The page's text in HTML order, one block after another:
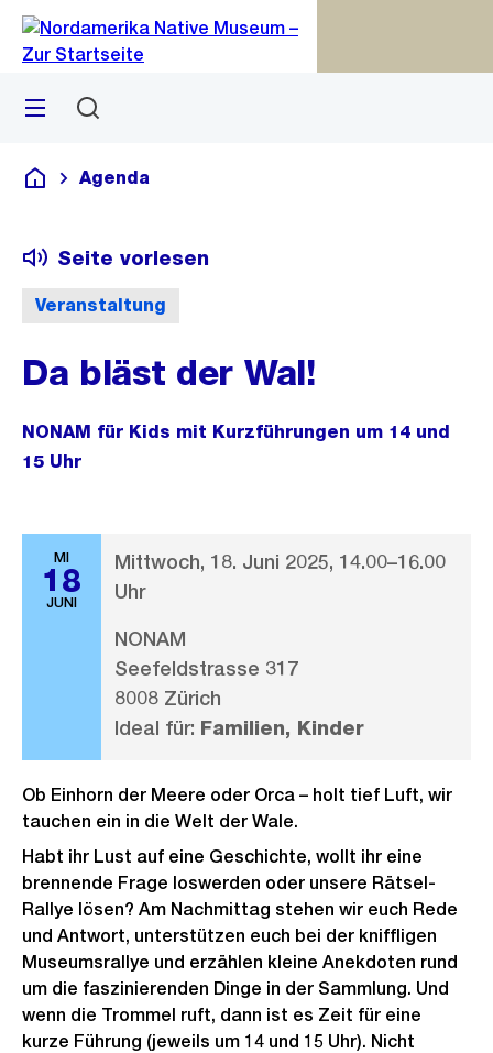
Navigation
Sprunglink
Menü
Deutsch
Agenda
Veranstaltung
Seite vorlesen
Da bläst der Wal!
NONAM für Kids mit Kurzführungen um 14 und
15 Uhr
MI
18
JUNI
Mittwoch, 18. Juni 2025, 14.00–16.00
Uhr
NONAM
Seefeldstrasse 317
8008 Zürich
Ideal für: Familien, Kinder
Ob Einhorn der Meere oder Orca – holt tief Luft, wir
tauchen ein in die Welt der Wale.
Habt ihr Lust auf eine Geschichte, wollt ihr eine
brennende Frage loswerden oder unsere Rätsel-
Rallye lösen? Am Nachmittag stehen wir euch Rede
und Antwort, unterstützen euch bei der kniffligen
Museumsrallye und erzählen kleine Anekdoten rund
um die faszinierenden Dinge in der Sammlung. Und
wenn die Trommel ruft, dann ist es Zeit für eine
kurze Führung (jeweils um 14 und 15 Uhr). Nicht